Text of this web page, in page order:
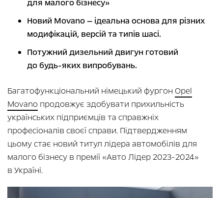
для малого бізнесу»
Новий Movano — ідеальна основа для різних
модифікацій, версій та типів шасі.
Потужний дизельний двигун готовий
до будь-яких випробувань.
Багатофункціональний німецький фургон Opel
Movano продовжує здобувати прихильність
українських підприємців та справжніх
професіоналів своєї справи. Підтвердженням
цьому стає новий титул лідера автомобілів для
малого бізнесу в премії «Авто Лідер 2023-2024»
в Україні.